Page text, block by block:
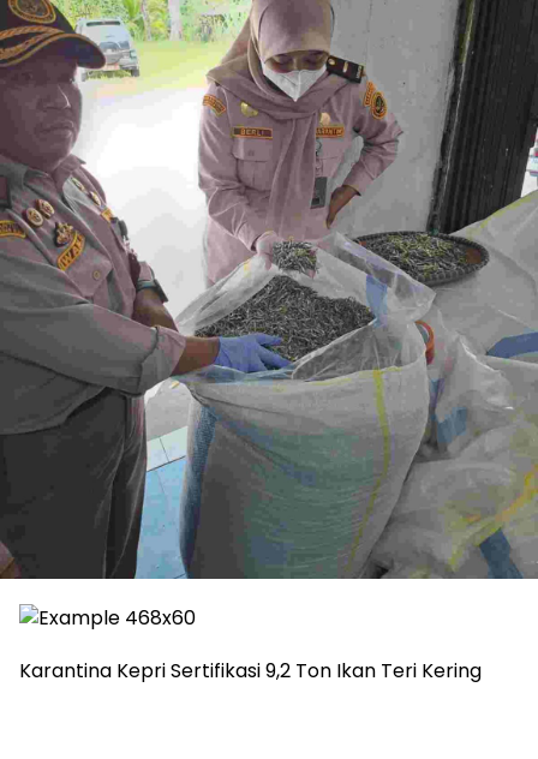
Karantina Kepri Sertifikasi 9,2 Ton Ikan Teri Kering